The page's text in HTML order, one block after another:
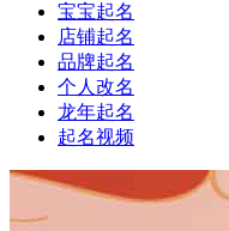
宝宝起名
店铺起名
品牌起名
个人改名
龙年起名
起名视频